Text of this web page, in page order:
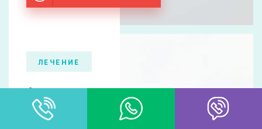
ЛЕЧЕНИЕ
Алкоголизма
Лечение алкоголизма – также является